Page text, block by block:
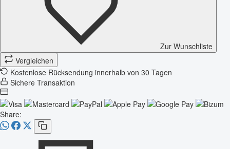
Zur Wunschliste
Vergleichen
Kostenlose Rücksendung innerhalb von 30 Tagen
Sichere Transaktion
Share: